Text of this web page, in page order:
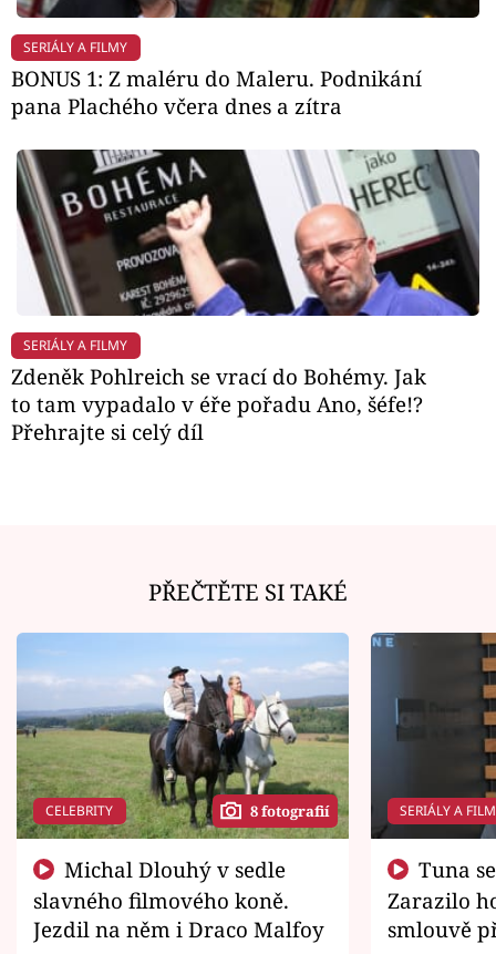
SERIÁLY A FILMY
BONUS 1: Z maléru do Maleru. Podnikání
pana Plachého včera dnes a zítra
SERIÁLY A FILMY
Zdeněk Pohlreich se vrací do Bohémy. Jak
to tam vypadalo v éře pořadu Ano, šéfe!?
Přehrajte si celý díl
PŘEČTĚTE SI TAKÉ
CELEBRITY 8 fotografií
slavného filmového koně.
Jezdil na něm i Draco Malfoy
SERIÁLY A
Zarazilo
smlouvě